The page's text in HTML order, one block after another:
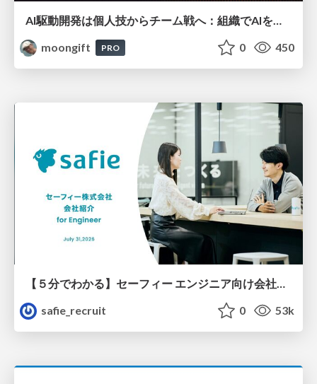
moongift
PRO 0 450
【５分でわかる】セーフィー エンジニア向け会社紹介
safie_recruit
0 53k